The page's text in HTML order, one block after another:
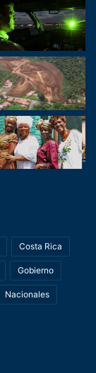
Costa Rica
Gobierno
Nacionales